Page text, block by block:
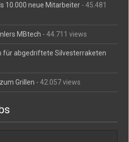
10.000 neue Mitarbeiter - 45.481
MBtech - 44.711 views
für abgedriftete Silvesterraketen
Grillen - 42.057 views